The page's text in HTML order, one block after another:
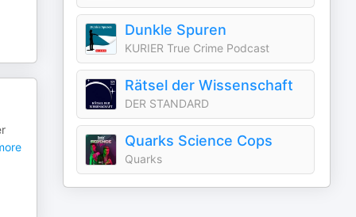
Dunkle Spuren
KURIER True Crime Podcast
Rätsel der Wissenschaft
DER STANDARD
Quarks Science Cops
Quarks